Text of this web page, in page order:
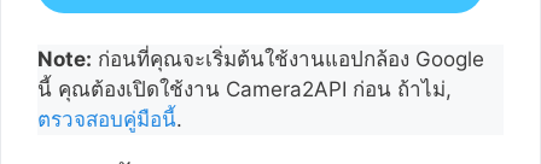
Note: ก่อนที่คุณจะเริ่มต้นใช้งานแอปกล้อง Google
นี้ คุณต้องเปิดใช้งาน Camera2API ก่อน ถ้าไม่,
ตรวจสอบคู่มือนี้.